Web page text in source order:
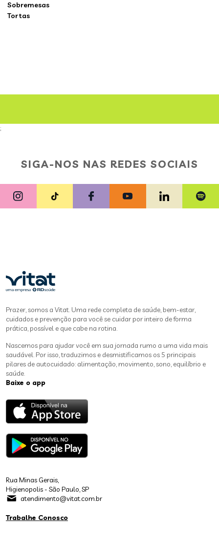
Sobremesas
Tortas
;
SIGA-NOS NAS REDES SOCIAIS
Prazer, somos a Vitat. Uma rede completa de saúde, bem-estar,
cuidados e prevenção para você se cuidar por inteiro de forma
prática, possível e que cabe na rotina.
Nascemos para ajudar você em sua jornada rumo a uma vida mais
saudável. Por isso, traduzimos e desmistificamos os 5 principais
pilares de autocuidado: alimentação, movimento, sono, equilíbrio e
saúde.
Baixe o app
Rua Minas Gerais,
Higienopolis - São Paulo, SP
atendimento@vitat.com.br
Trabalhe Conosco